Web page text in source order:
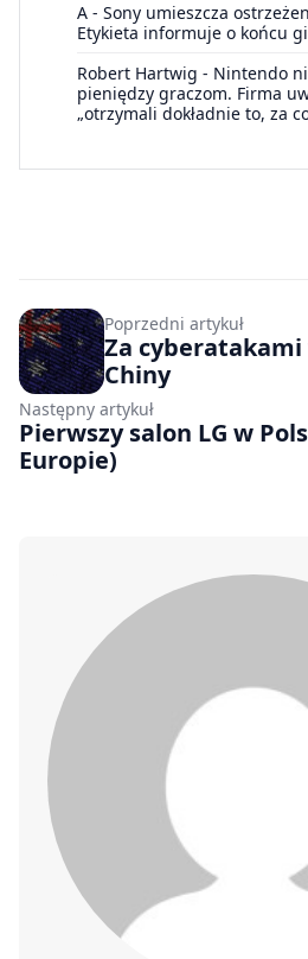
A - Sony umieszcza
Etykieta informuje o końcu
Robert Hartwig - Nintendo
pieniędzy graczom. Firma
„otrzymali dokładnie to, za
Poprzedni artykuł
Za
Chiny
Następny artykuł
Pierwszy salon LG w
Europie)